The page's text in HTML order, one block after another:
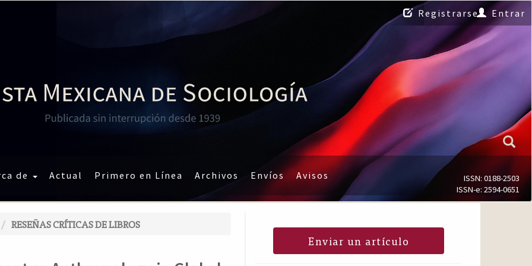
Registrarse Entrar
ISSN: 0188-2503
ISSN-e: 2594-0651
de Actual Primero en Línea Archivos Envíos Avisos
RESEÑAS CRÍTICAS DE LIBROS
Enviar un artículo